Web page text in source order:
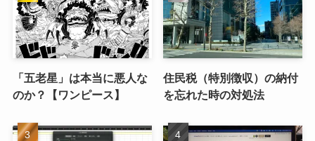
「五老星」は本当に悪人な
のか？【ワンピース】
住民税（特別徴収）の納付
を忘れた時の対処法